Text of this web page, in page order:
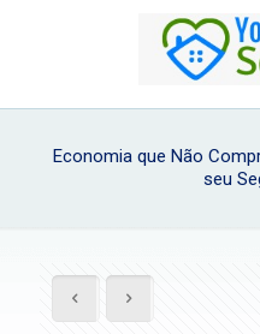
Economia que Não
seu